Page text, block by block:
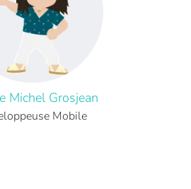
Michel Grosjean
Mobile